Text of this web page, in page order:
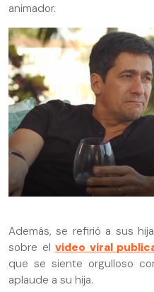
animador.
Además, se refirió a sus
sobre elvideo viral
que se siente orgulloso
aplaude a su hija.